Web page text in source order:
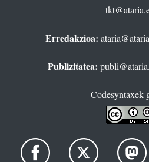
Erredakzioa:
Publizitatea:
Codesyntaxek